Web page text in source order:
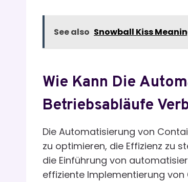
See also Snowball Kiss
Wie Kann Die
Betriebsabläufe
Die Automatisierung von
zu optimieren, die Effizienz zu
die Einführung von
effiziente Implementierung